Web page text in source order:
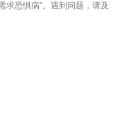
求恐惧病”。遇到问题，请及